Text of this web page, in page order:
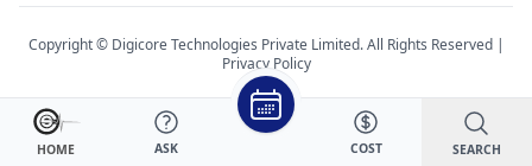
HOME ASK COST SEARCH
Copyright © Digicore Technologies Private Limited. All Rights Reserved |
Privacy Policy